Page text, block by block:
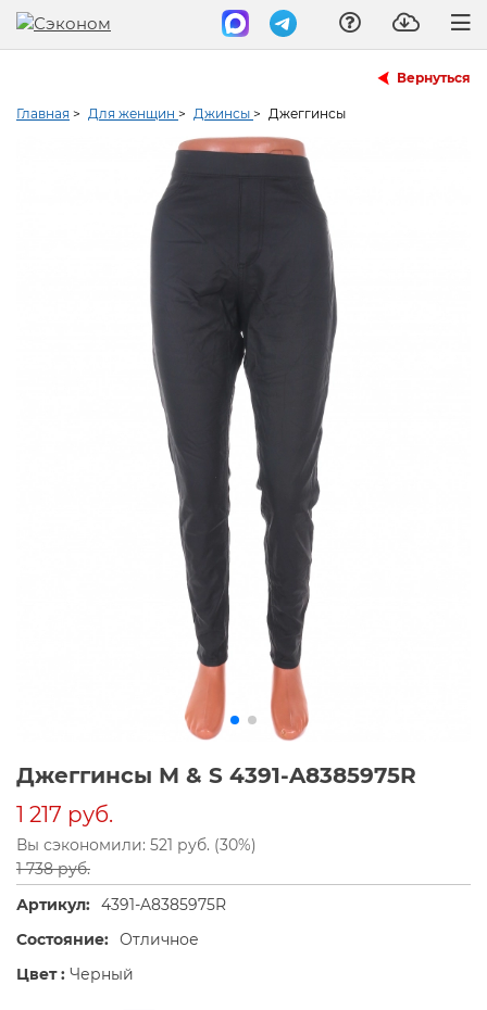
Вернуться
Главная > Для женщин > Джинсы > Джеггинсы
Джеггинсы M & S 4391-A8385975R
1 217 руб.
Вы сэкономили: 521 руб. (30%)
1 738 руб.
Артикул: 4391-A8385975R
Состояние: Отличное
Цвет : Черный